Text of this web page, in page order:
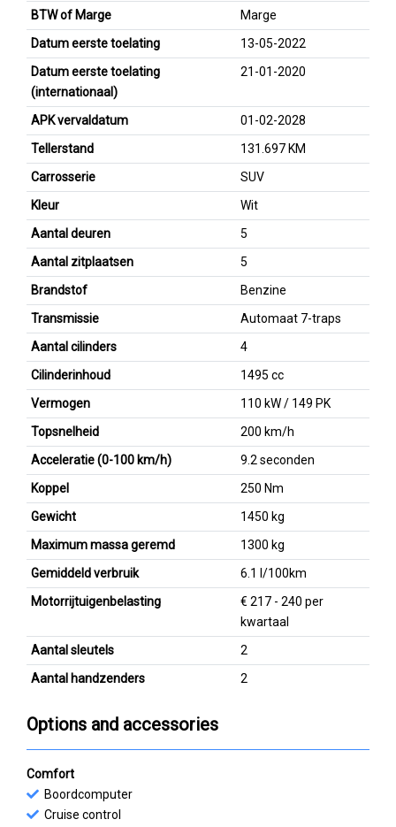
BTW of Marge
Marge
Datum eerste toelating
13-05-2022
Datum eerste toelating
(internationaal)
21-01-2020
APK vervaldatum
01-02-2028
Tellerstand
131.697 KM
Carrosserie
SUV
Kleur
Wit
Aantal deuren
5
Aantal zitplaatsen
5
Brandstof
Benzine
Transmissie
Automaat 7-traps
Aantal cilinders
4
Cilinderinhoud
1495 cc
Vermogen
110 kW / 149 PK
Topsnelheid
200 km/h
Acceleratie (0-100 km/h)
9.2 seconden
Koppel
250 Nm
Gewicht
1450 kg
Maximum massa geremd
1300 kg
Gemiddeld verbruik
6.1 l/100km
Motorrijtuigenbelasting
€ 217 - 240 per
kwartaal
Aantal sleutels
2
Aantal handzenders
2
Options and accessories
Comfort
Boordcomputer
Cruise control